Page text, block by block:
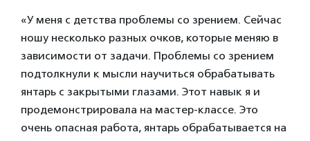
«У меня с детства проблемы со зрением. Сейчас
ношу несколько разных очков, которые меняю в
зависимости от задачи. Проблемы со зрением
подтолкнули к мысли научиться обрабатывать
янтарь с закрытыми глазами. Этот навык я и
продемонстрировала на мастер-классе. Это
очень опасная работа, янтарь обрабатывается на